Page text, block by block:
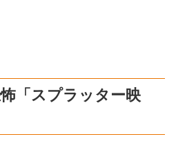
「スプラッター映